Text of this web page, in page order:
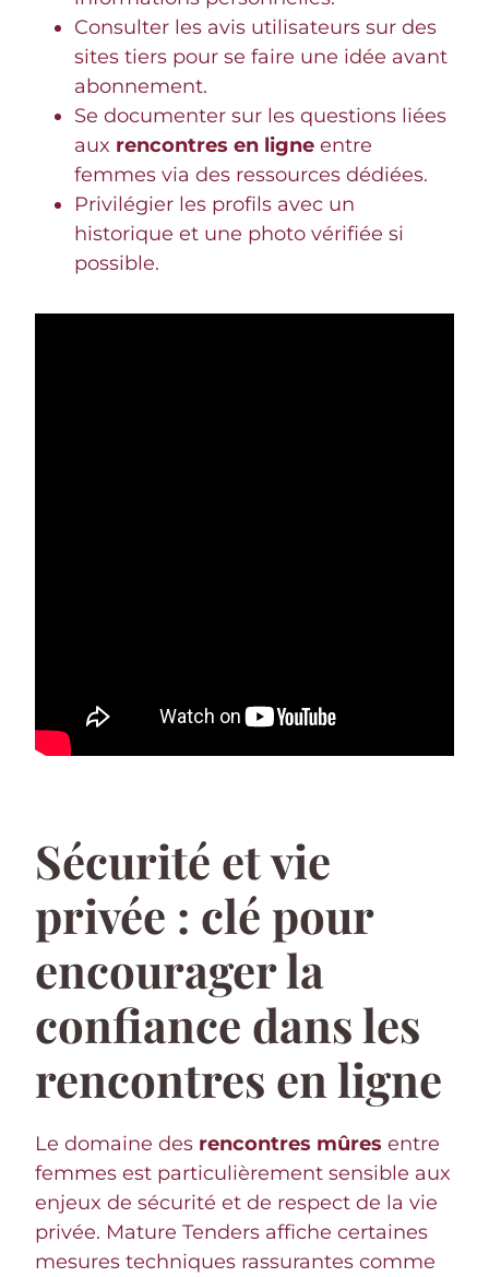
Consulter les avis utilisateurs sur des
sites tiers pour se faire une idée avant
abonnement.
Se documenter sur les questions liées
aux rencontres en ligne entre
femmes via des ressources dédiées.
Privilégier les profils avec un
historique et une photo vérifiée si
possible.
Sécurité et vie
privée : clé pour
encourager la
confiance dans les
rencontres en ligne
Le domaine des rencontres mûres entre
femmes est particulièrement sensible aux
enjeux de sécurité et de respect de la vie
privée. Mature Tenders affiche certaines
mesures techniques rassurantes comme